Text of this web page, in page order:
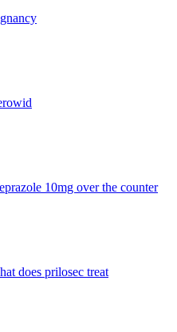
10mg over the counter
does prilosec treat